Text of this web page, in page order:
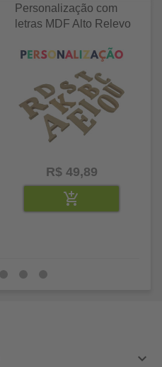
Personalização com
letras MDF Alto Relevo
R$ 49,89